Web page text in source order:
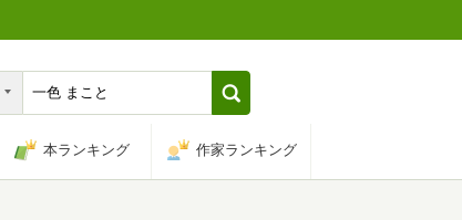
本ランキング 作家ランキング